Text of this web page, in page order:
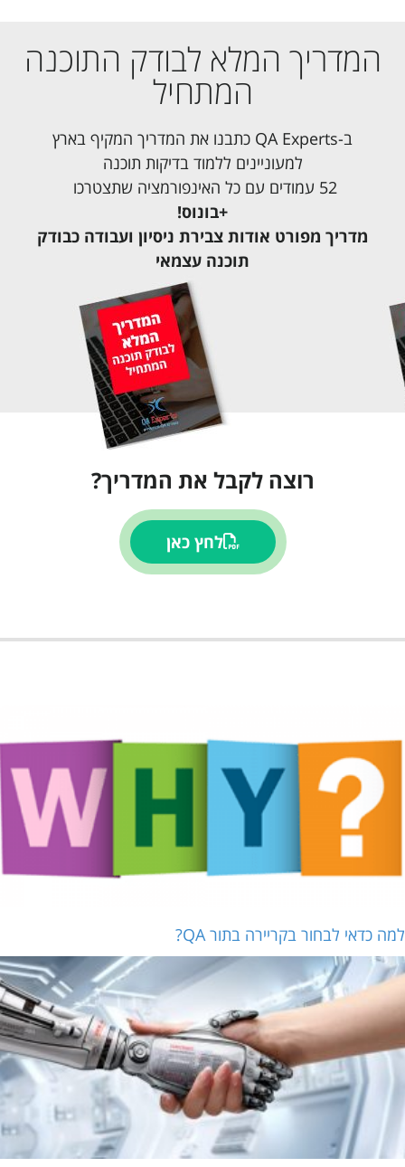
המדריך המלא לבודק התוכנה
המתחיל
ב-QA Experts כתבנו את המדריך המקיף בארץ
למעוניינים ללמוד בדיקות תוכנה
52 עמודים עם כל האינפורמציה שתצטרכו
+בונוס!
מדריך מפורט אודות צבירת ניסיון ועבודה כבודק
תוכנה עצמאי
רוצה לקבל את המדריך?
לחץ כאן
למה כדאי לבחור בקריירה בתור QA?